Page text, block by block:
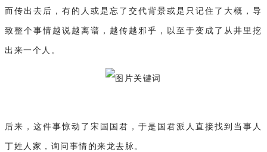
而传出去后，有的人或是忘了交代背景或是只记住了大概，导
致整个事情越说越离谱，越传越邪乎，以至于变成了从井里挖
出来一个人。
后来，这件事惊动了宋国国君，于是国君派人直接找到当事人
丁姓人家，询问事情的来龙去脉。